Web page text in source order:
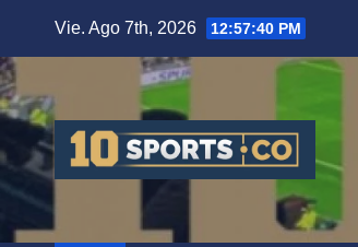
Vie. Ago 7th, 2026 12:57:41 PM